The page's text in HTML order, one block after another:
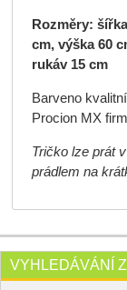
Rozměry:
cm, výška 60
rukáv 15 cm
Barveno
Procion MX
Tričko lze prát
prádlem na
VYHLEDÁVÁNÍ